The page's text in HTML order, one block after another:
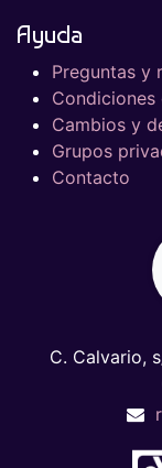
Ayuda
Preguntas y
Condiciones
Cambios y
Grupos
Contacto
C. Calvario,